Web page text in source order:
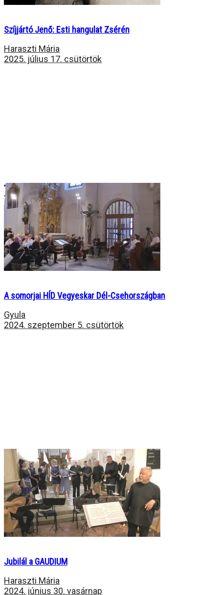
Szíjjártó Jenő: Esti hangulat Zsérén
Haraszti Mária
2025. július 17. csütörtök
A somorjai HÍD Vegyeskar Dél-Csehországban
Gyula
2024. szeptember 5. csütörtök
Jubilál a GAUDIUM
Haraszti Mária
2024. június 30. vasárnap